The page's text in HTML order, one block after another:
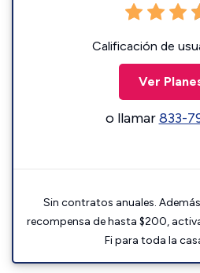
Calificación de
Ver
o llamar833-
Sin contratos anuales.
recompensa de hasta $200,
Fi para toda la